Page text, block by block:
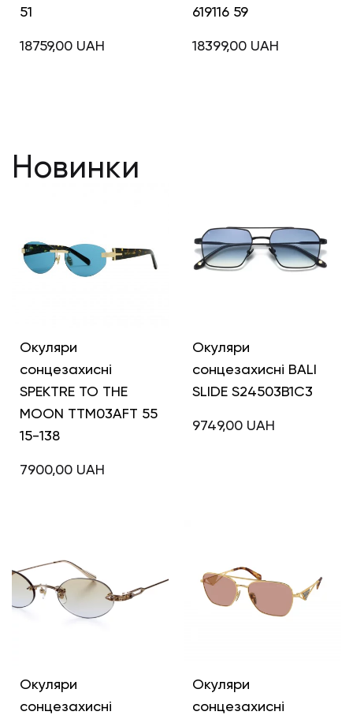
51
18759,00 UAH
619116 59
18399,00 UAH
Новинки
Окуляри
сонцезахисні
SPEKTRE TO THE
MOON TTM03AFT 55
15-138
7900,00 UAH
Окуляри
сонцезахисні BALI
SLIDE S24503B1C3
9749,00 UAH
Окуляри
сонцезахисні
Окуляри
сонцезахисні